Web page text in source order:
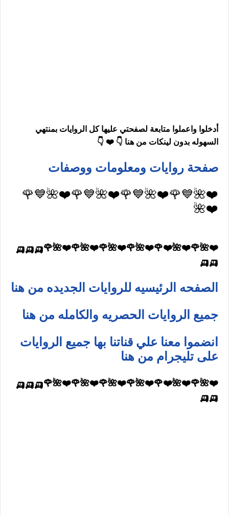
أدخلوا واعملوا متابعة لصفحتي عليها كل الروايات بمنتهي
السهوله بدون لينكات من هنا 👇 ❤️ 👇
صفحة روايات ومعلومات ووصفات
❤️🌺💙🌹❤️🌺💙🌹❤️🌺💙🌹❤️🌺💙🌹
❤️🌺
❤️🌺🌹❤️🌺❤️🌹❤️🌺🌹❤️🌺🌹❤️🌺🌹❤️🌺🌹🛺🛺🛺
🛺🛺
الصفحه الرئيسيه للروايات الجديده من هنا
جميع الروايات الحصريه والكامله من هنا
انضموا معنا علي قناتنا بها جميع الروايات
على تليجرام من هنا
❤️🌺🌹❤️🌺❤️🌹❤️🌺🌹❤️🌺🌹❤️🌺🌹❤️🌺🌹🛺🛺🛺
🛺🛺